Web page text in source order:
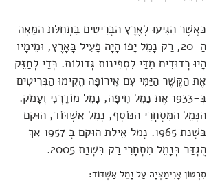
כַּאֲשֶׁר הִגִּיעוּ לְאֶרֶץ הַבְּרִיטִים בִּתְחִלַּת הַמֵּאָה
הַ-20, רַק נָמֵל יָפוֹ הָיָה פָּעִיל בָּאָרֶץ, וּמֵימָיו
הָיוּ רְדוּדִים מִדַּי לִסְפִינוֹת גְּדוֹלוֹת. כְּדֵי לְחַזֵּק
אֶת הַקֶּשֶׁר הַיַּמִּי עִם אֵירוֹפָּה הֵקִימוּ הַבְּרִיטִים
בְּ-1933 אֶת נָמֵל חֵיפָה, נָמֵל מוֹדֶרְנִי וְעָמֹק.
הַנָּמֵל הַמִּסְחָרִי הַנּוֹסָף, נָמֵל אַשְׁדּוֹד, הוּקַם
בִּשְׁנַת 1965. נְמַל אֵילַת הוּקַם בְּ 1957 אַךְ
הֻגְדַּר כְּנָמֵל מִסְחָרִי רַק בִּשְׁנַת 2005.
סִרְטוֹן אָנִימַצְיָה עַל נָמֵל אַשְׁדּוֹד: